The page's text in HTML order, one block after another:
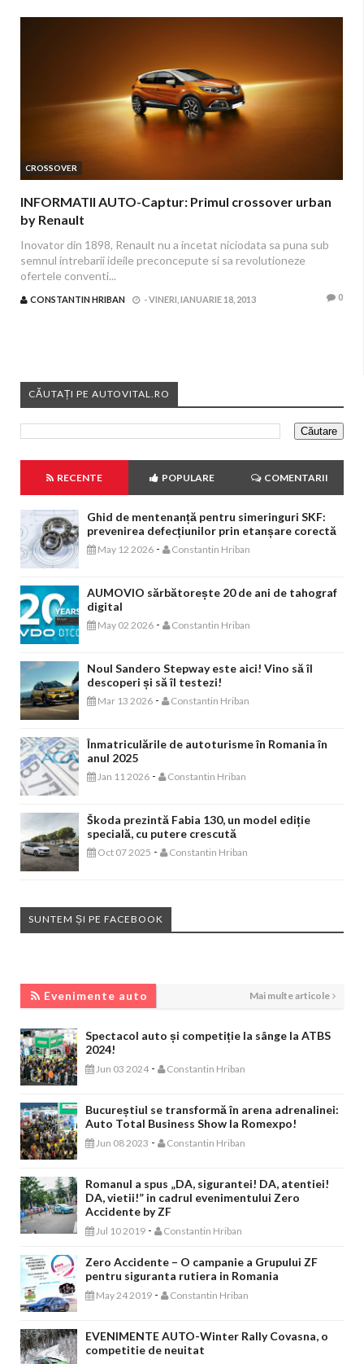
CROSSOVER
INFORMATII AUTO-Captur: Primul crossover urban
by Renault
Inovator din 1898, Renault nu a incetat niciodata sa puna sub
semnul intrebarii ideile preconcepute si sa revolutioneze
ofertele conventi...
CONSTANTIN HRIBAN -VINERI, IANUARIE 18, 2013 0
CĂUTAȚI PE AUTOVITAL.RO
RECENTE POPULARE COMENTARII
Ghid de mentenanță pentru simeringuri SKF:
prevenirea defecțiunilor prin etanșare corectă
May 12 2026 - Constantin Hriban
AUMOVIO sărbătorește 20 de ani de tahograf
digital
May 02 2026 - Constantin Hriban
Noul Sandero Stepway este aici! Vino să îl
descoperi și să îl testezi!
Mar 13 2026 - Constantin Hriban
Înmatriculările de autoturisme în Romania în
anul 2025
Jan 11 2026 - Constantin Hriban
Škoda prezintă Fabia 130, un model ediție
specială, cu putere crescută
Oct 07 2025 - Constantin Hriban
SUNTEM ȘI PE FACEBOOK
Evenimente auto Mai multe articole
Spectacol auto și competiție la sânge la ATBS
2024!
Jun 03 2024 - Constantin Hriban
Bucureștiul se transformă în arena adrenalinei:
Auto Total Business Show la Romexpo!
Jun 08 2023 - Constantin Hriban
Romanul a spus „DA, sigurantei! DA, atentiei!
DA, vietii!” in cadrul evenimentului Zero
Accidente by ZF
Jul 10 2019 - Constantin Hriban
Zero Accidente – O campanie a Grupului ZF
pentru siguranta rutiera in Romania
May 24 2019 - Constantin Hriban
EVENIMENTE AUTO-Winter Rally Covasna, o
competitie de neuitat